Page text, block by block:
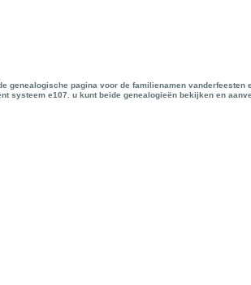
genealogische pagina voor de familienamen
systeem e107. u kunt beide genealogieën bekijken en